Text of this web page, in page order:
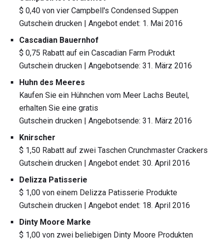
$ 0,40 von vier Campbell's Condensed Suppen
Gutschein drucken | Angebot endet: 1. Mai 2016
Cascadian Bauernhof
$ 0,75 Rabatt auf ein Cascadian Farm Produkt
Gutschein drucken | Angebotsende: 31. März 2016
Huhn des Meeres
Kaufen Sie ein Hühnchen vom Meer Lachs Beutel,
erhalten Sie eine gratis
Gutschein drucken | Angebotsende: 31. März 2016
Knirscher
$ 1,50 Rabatt auf zwei Taschen Crunchmaster Crackers
Gutschein drucken | Angebot endet: 30. April 2016
Delizza Patisserie
$ 1,00 von einem Delizza Patisserie Produkte
Gutschein drucken | Angebot endet: 18. April 2016
Dinty Moore Marke
$ 1,00 von zwei beliebigen Dinty Moore Produkten